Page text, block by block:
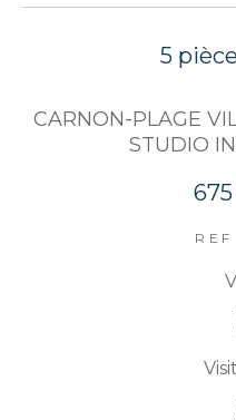
5
CARNON-PLAGE
STUDIO